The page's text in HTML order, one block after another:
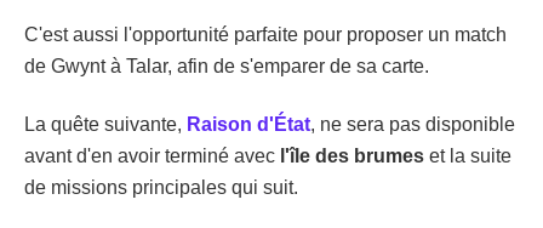
C'est aussi l'opportunité parfaite pour proposer un match
de Gwynt à Talar, afin de s'emparer de sa carte.
La quête suivante, Raison d'État, ne sera pas disponible
avant d'en avoir terminé avec l'île des brumes et la suite
de missions principales qui suit.